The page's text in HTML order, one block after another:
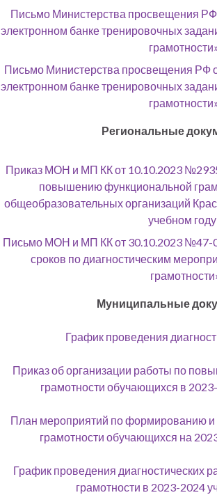
Письмо Министерства просвещения
электронном банке тренировочных
Письмо Министерства просвещения РФ
электронном банке тренировочных
Региональные
Приказ МОН и МП КК от 10.10.2023
повышению функциональной
общеобразовательных организаций
учебном
Письмо МОН и МП КК от 30.10.2023 №47-
сроков по диагностическим
Муниципальные
График проведения
Приказ об организации работы по
грамотности обучающихся в
План мероприятий по формированию и
грамотности обучающихся на
График проведения диагностических
грамотности в 2023-2024